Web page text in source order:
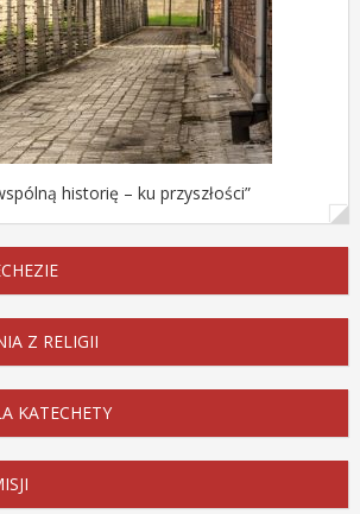
historię – ku przyszłości”
Z RELIGII
KATECHETY